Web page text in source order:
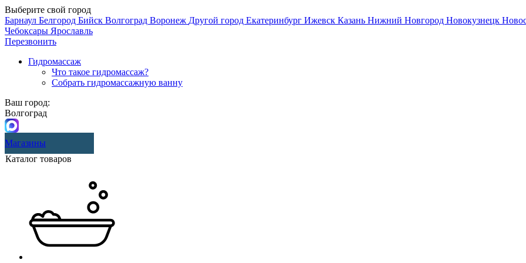
Выберите свой город
Барнаул Белгород Бийск Волгоград Воронеж Другой город Екатеринбург Ижевск Казань Нижний Новгород Новокузнецк
Чебоксары Ярославль
Перезвонить
Гидромассаж
Что такое гидромассаж?
Собрать гидромассажную ванну
Ваш город:
Волгоград
Магазины
Каталог товаров